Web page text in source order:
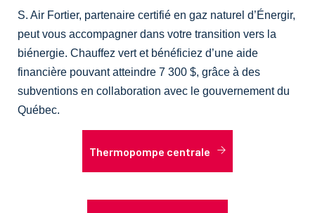
S. Air Fortier, partenaire certifié en gaz naturel d’Énergir,
peut vous accompagner dans votre transition vers la
biénergie. Chauffez vert et bénéficiez d’une aide
financière pouvant atteindre 7 300 $, grâce à des
subventions en collaboration avec le gouvernement du
Québec.
Thermopompe centrale